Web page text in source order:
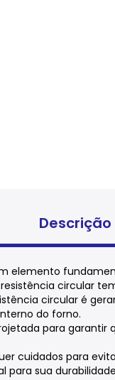
Descrição
elemento
circular
circular é
do forno.
para garantir
cuidados para
para sua